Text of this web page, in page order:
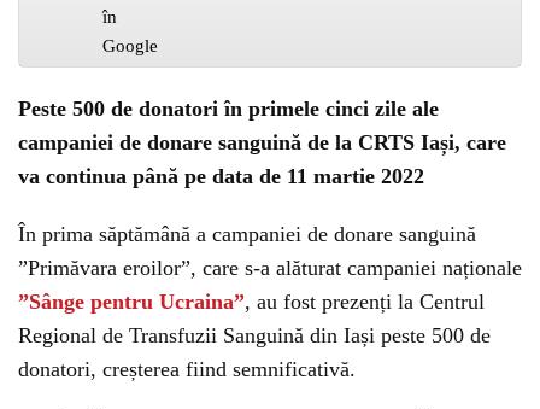
Peste 500 de donatori în primele cinci zile ale
campaniei de donare sanguină de la CRTS Iași, care
va continua până pe data de 11 martie 2022
În prima săptămână a campaniei de donare sanguină
”Primăvara eroilor”, care s-a alăturat campaniei naționale
”Sânge pentru Ucraina”, au fost prezenți la Centrul
Regional de Transfuzii Sanguină din Iași peste 500 de
donatori, creșterea fiind semnificativă.